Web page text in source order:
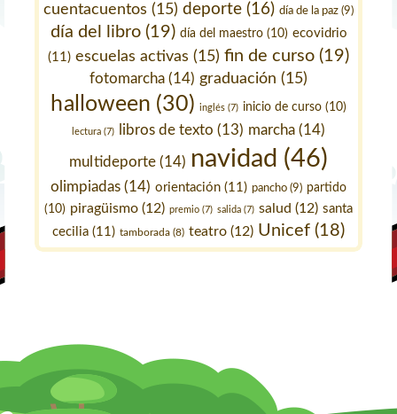
cuentacuentos (15) deporte (16) día de la paz (9)
día del libro(19) día del maestro(10) ecovidrio
(11) escuelas activas (15) fin de curso (19)
fotomarcha (14) graduación (15)
halloween (30) inglés(7) inicio de curso(10)
lectura (7) libros de texto (13) marcha (14)
multideporte(14) navidad (46)
olimpiadas (14) orientación (11) pancho (9) partido
(10) piragüismo (12) premio (7) salida (7) salud (12) santa
cecilia (11) tamborada (8) teatro (12) Unicef (18)